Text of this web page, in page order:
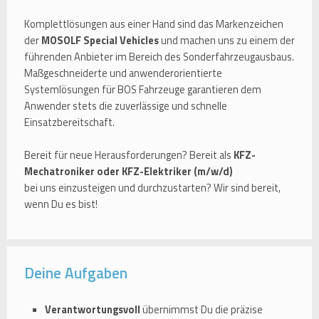
Komplettlösungen aus einer Hand sind das Markenzeichen
derMOSOLF Special Vehiclesund machen uns zu einem der
führenden Anbieter im Bereich des Sonderfahrzeugausbaus.
Maßgeschneiderte und anwenderorientierte
Systemlösungen für BOS Fahrzeuge garantieren dem
Anwender stets die zuverlässige und schnelle
Einsatzbereitschaft.
Bereit für neue Herausforderungen? Bereit als KFZ-
Mechatroniker oder KFZ-Elektriker (m/w/d)
bei uns einzusteigen und durchzustarten? Wir sind bereit,
wenn Du es bist!
Deine Aufgaben
Verantwortungsvollübernimmst Du die präzise